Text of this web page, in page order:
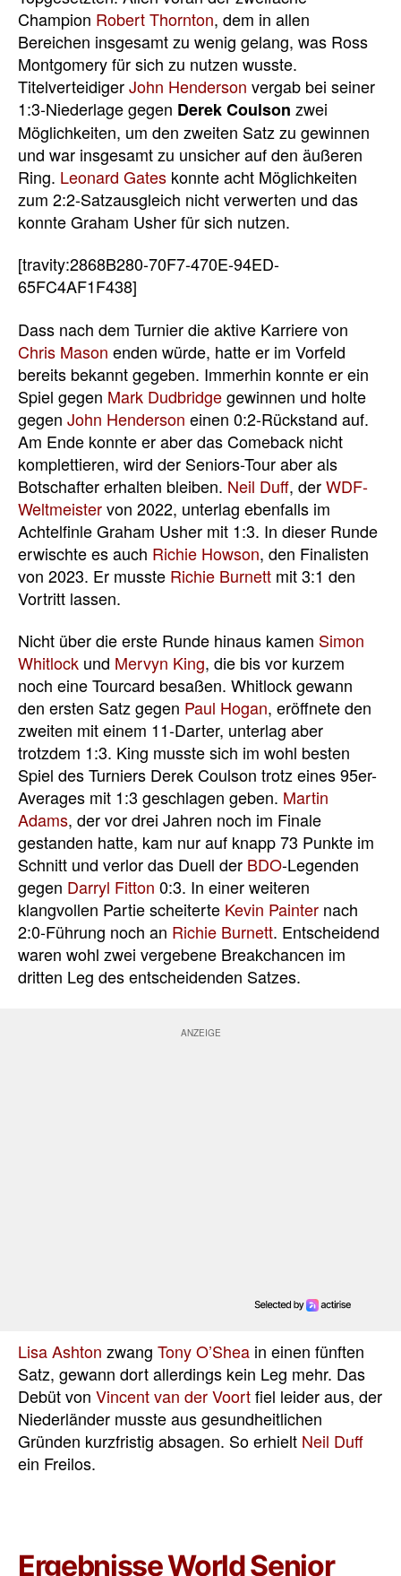
Champion Robert Thornton, dem in allen
Bereichen insgesamt zu wenig gelang, was Ross
Montgomery für sich zu nutzen wusste.
TitelverteidigerJohn Henderson vergab bei seiner
1:3-Niederlage gegen Derek Coulson zwei
Möglichkeiten, um den zweiten Satz zu gewinnen
und war insgesamt zu unsicher auf den äußeren
Ring. Leonard Gates konnte acht Möglichkeiten
zum 2:2-Satzausgleich nicht verwerten und das
konnte Graham Usher für sich nutzen.
[travity:2868B280-70F7-470E-94ED-
65FC4AF1F438]
Dass nach dem Turnier die aktive Karriere von
Chris Mason enden würde, hatte er im Vorfeld
bereits bekannt gegeben. Immerhin konnte er ein
Spiel gegen Mark Dudbridgegewinnen und holte
gegen John Henderson einen 0:2-Rückstand auf.
Am Ende konnte er aber das Comeback nicht
komplettieren, wird der Seniors-Tour aber als
Botschafter erhalten bleiben. Neil Duff, derWDF-
Weltmeistervon 2022, unterlag ebenfalls im
Achtelfinle Graham Usher mit 1:3. In dieser Runde
erwischte es auch Richie Howson, den Finalisten
von 2023. Er musste Richie Burnett mit 3:1 den
Vortritt lassen.
Nicht über die erste Runde hinaus kamen Simon
Whitlock und Mervyn King, die bis vor kurzem
noch eine Tourcard besaßen. Whitlock gewann
den ersten Satz gegen Paul Hogan, eröffnete den
zweiten mit einem 11-Darter, unterlag aber
trotzdem 1:3. King musste sich im wohl besten
Spiel des Turniers Derek Coulson trotz eines 95er-
Averages mit 1:3 geschlagen geben. Martin
Adams, der vor drei Jahren noch im Finale
gestanden hatte, kam nur auf knapp 73 Punkte im
Schnitt und verlor das Duell der BDO-Legenden
gegen Darryl Fitton 0:3. In einer weiteren
klangvollen Partie scheiterte Kevin Painter nach
2:0-Führung noch an Richie Burnett. Entscheidend
waren wohl zwei vergebene Breakchancen im
dritten Leg des entscheidenden Satzes.
Lisa Ashton zwang Tony O’Shea in einen fünften
Satz, gewann dort allerdings kein Leg mehr. Das
Debüt von Vincent van der Voortfiel leider aus, der
Niederländer musste aus gesundheitlichen
Gründen kurzfristig absagen. So erhielt Neil Duff
ein Freilos.
Ergebnisse World Senior